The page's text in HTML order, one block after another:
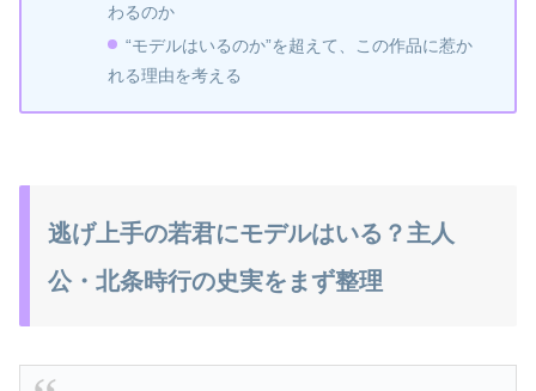
わるのか
“モデルはいるのか”を超えて、この作品に惹か
れる理由を考える
逃げ上手の若君にモデルはいる？主人
公・北条時行の史実をまず整理